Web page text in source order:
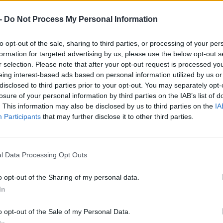
Do Not Process My Personal Information
opt-out of the sale, sharing to third parties, or processing of your
for targeted advertising by us, please use the below opt-out
selection. Please note that after your opt-out request is processed
interest-based ads based on personal information utilized by us
to third parties prior to your opt-out. You may separately
of your personal information by third parties on the IAB’s list of
This information may also be disclosed by us to third parties on the
Participants that may further disclose it to other third parties.
Data Processing Opt Outs
opt-out of the Sharing of my personal data.
opt-out of the Sale of my Personal Data.
további tartalmakért! ›
Elektromos autó Jávorszarvas teszt Volvo Volvo C40